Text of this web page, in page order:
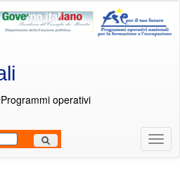
operativi
Menù